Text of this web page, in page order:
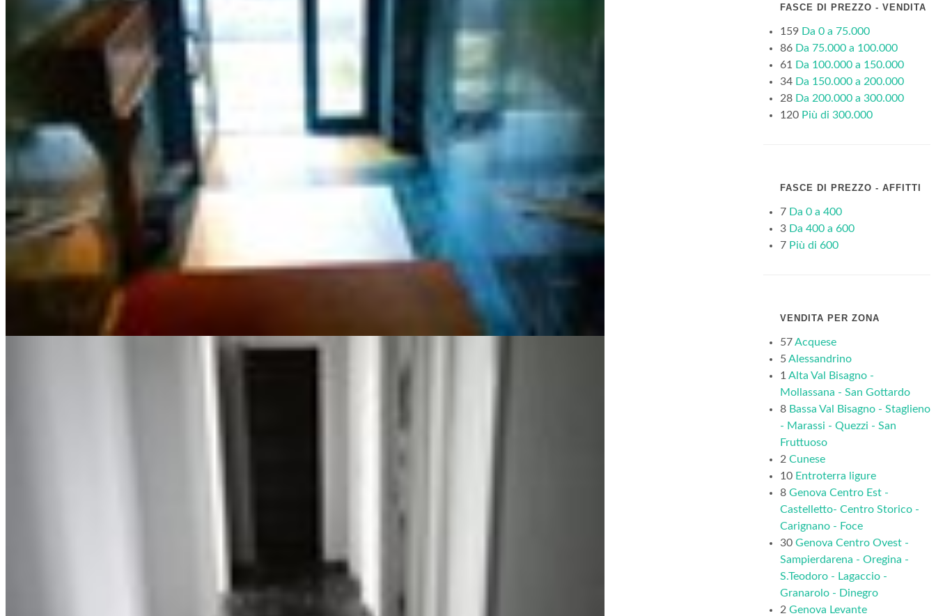
FASCE DI PREZZO - VENDITA
159 Da 0 a 75.000
86 Da 75.000 a 100.000
61
Da 100.000 a 150.000
34 Da 150.000 a 200.000
28 Da 200.000 a 300.000
120 Più di 300.000
FASCE DI PREZZO - AFFITTI
7 Da 0 a 400
3 Da 400 a 600
7 Più di 600
VENDITA PER ZONA
57Acquese
5Alessandrino
1 Alta Val Bisagno -
Mollassana - San Gottardo
8 Bassa Val Bisagno - Staglieno
- Marassi - Quezzi - San
Fruttuoso
2 Cunese
10 Entroterra ligure
8 Genova Centro Est -
Castelletto- Centro Storico -
Carignano - Foce
30 Genova Centro Ovest -
Sampierdarena - Oregina -
S.Teodoro - Lagaccio -
Granarolo - Dinegro
2 Genova Levante